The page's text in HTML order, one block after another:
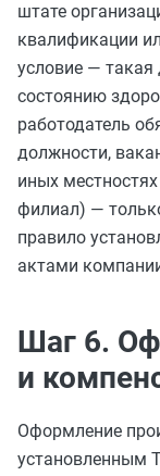
штате
квалификации
условие — такая
состоянию
работодатель
должности,
иных
филиал) —
правило
актами
Шаг 6.
и
Оформление
установленным